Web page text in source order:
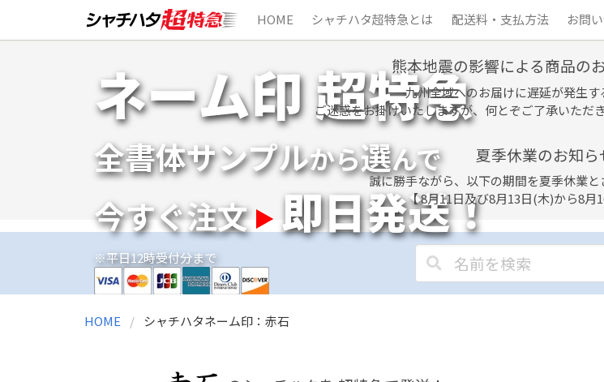
HOME シャチハタ超特急とは 配送料・支払方法 お問
ネーム印 超特急
全書体サンプルから選んで
今すぐ注文 即日発送！
※平日12時受付分まで
熊本地震の影響による商品の
九州全域へのお届けに遅延が発生す
ご迷惑をお掛けいたしますが、何とぞご了承いただ
夏季休業のお知ら
誠に勝手ながら、以下の期間を夏季休業と
【 8月11日及び8月13日(木)から8月
HOME シャチハタネーム印：赤石